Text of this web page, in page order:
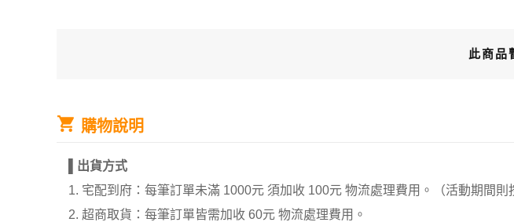
此商品
購物說明
出貨方式
1. 宅配到府：每筆訂單未滿 1000元 須加收 100元 物流處理費用。（活動期間則
2. 超商取貨：每筆訂單皆需加收 60元 物流處理費用。